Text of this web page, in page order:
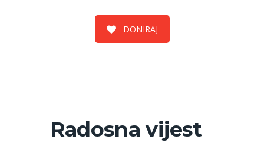
DONIRAJ
Radosna vijest